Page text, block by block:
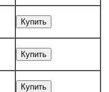
Купить
Купить
Купить